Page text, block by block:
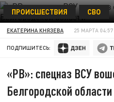
ПРОИСШЕСТВИЯ СВО
ЕКАТЕРИНА КНЯЗЕВА 25 МАРТА 04:57
ПОДПИШИТЕСЬ:
«РВ»: спецназ ВСУ
Белгородской области